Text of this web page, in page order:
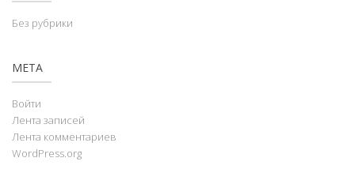
Без рубрики
МЕТА
Войти
Лента записей
Лента комментариев
WordPress.org